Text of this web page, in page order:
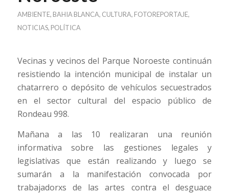
AMBIENTE, BAHIA BLANCA, CULTURA, FOTOREPORTAJE,
NOTICIAS, POLÍTICA
Vecinas y vecinos del Parque Noroeste continuán
resistiendo la intención municipal de instalar un
chatarrero o depósito de vehículos secuestrados
en el sector cultural del espacio público de
Rondeau 998.
Mañana a las 10 realizaran una reunión
informativa sobre las gestiones legales y
legislativas que están realizando y luego se
sumarán a la manifestación convocada por
trabajadorxs de las artes contra el desguace